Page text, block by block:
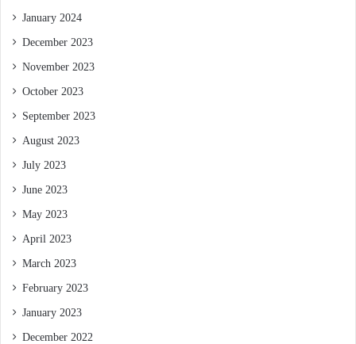
January 2024
December 2023
November 2023
October 2023
September 2023
August 2023
July 2023
June 2023
May 2023
April 2023
March 2023
February 2023
January 2023
December 2022